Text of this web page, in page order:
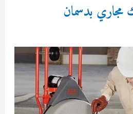
بدسمان